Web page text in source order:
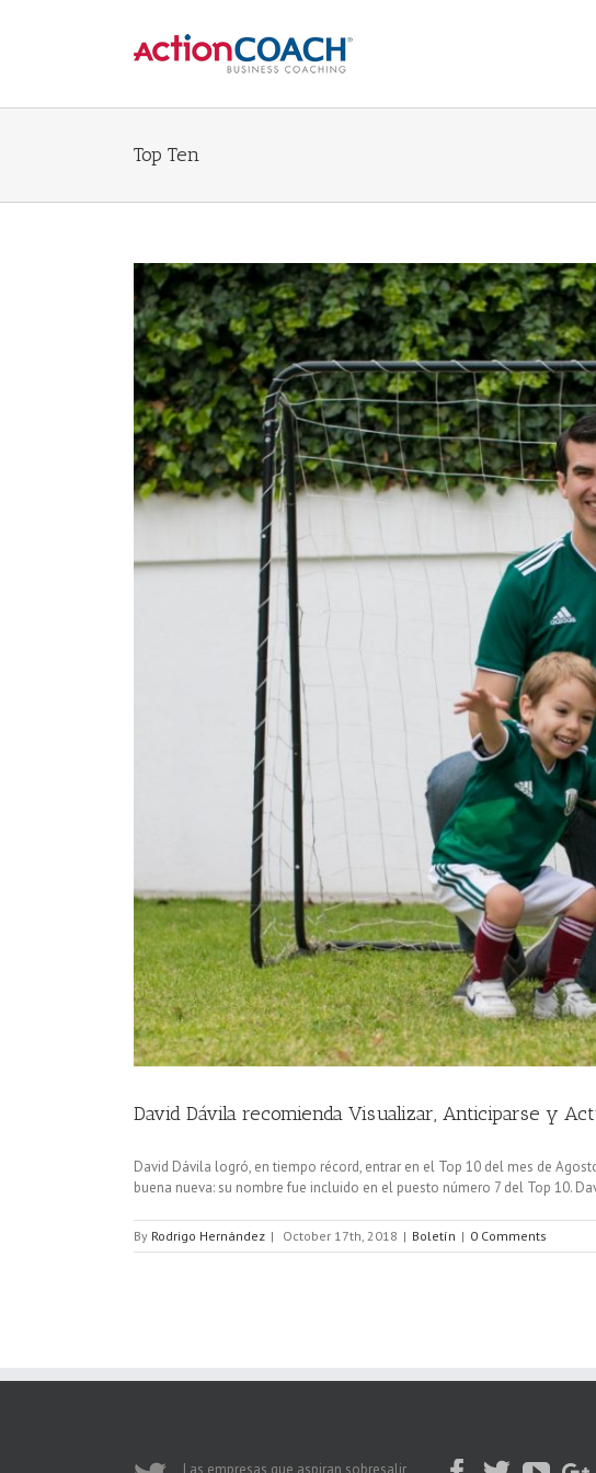
Top Ten
David Dávila recomienda Visualizar, Anticiparse y
David Dávila logró, en tiempo récord, entrar en el Top 10 del mes de
buena nueva: su nombre fue incluido en el puesto número 7 del Top 10.
By Rodrigo Hernández | October 17th, 2018 | Boletín | 0 Comments